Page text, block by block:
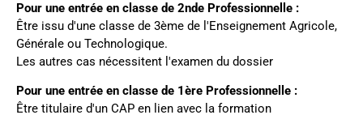
Pour une entrée en classe de 2nde Professionnelle :
Être issu d'une classe de 3ème de l'Enseignement Agricole,
Générale ou Technologique.
Les autres cas nécessitent l'examen du dossier
Pour une entrée en classe de 1ère Professionnelle :
Être titulaire d'un CAP en lien avec la formation